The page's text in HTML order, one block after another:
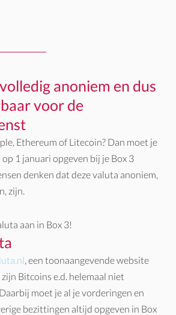
anoniem en dus
voor de
Ethereum of Litecoin? Dan moet je
1 januari opgeven bij je Box 3
denken dat deze valuta anoniem,
zijn.
, een toonaangevende website
Bitcoins e.d. helemaal niet
moet je al je vorderingen en
bezittingen altijd opgeven in Box